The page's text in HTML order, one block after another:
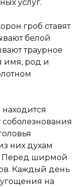
услуг.
гроб ставят
белой
траурное
имя, род и
них духам
Перед ширмой
Каждый день
на